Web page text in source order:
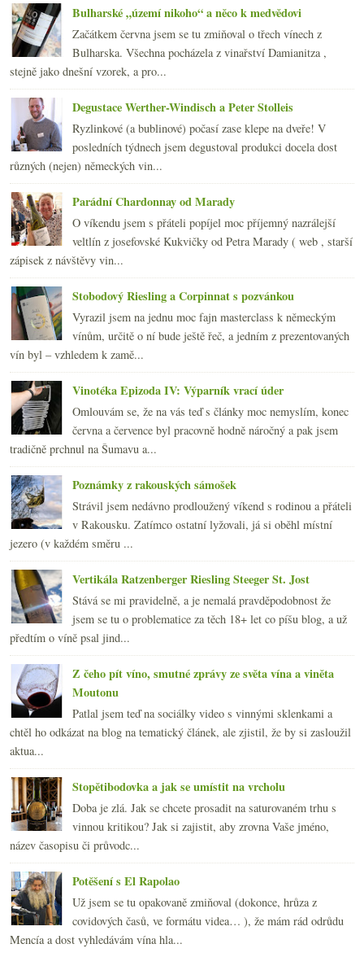
►2015(251)
►2014(254)
► 2013(249)
►2012(254)
►2011(252)
2010 (249)
►2009(249)
►2008(270)
►2007(108)
Bulharské „území nikoho“ a něco k medvědovi
Začátkem června jsem se tu zmiňoval o třech vínech z
Bulharska. Všechna pocházela z vinařství Damianitza ,
stejně jako dnešní vzorek, a pro...
Degustace Werther-Windisch a Peter Stolleis
Ryzlinkové (a bublinové) počasí zase klepe na dveře! V
posledních týdnech jsem degustoval produkci docela dost
různých (nejen) německých vin...
Parádní Chardonnay od Marady
O víkendu jsem s přáteli popíjel moc příjemný nazrálejší
veltlín z josefovské Kukvičky od Petra Marady ( web , starší
zápisek z návštěvy vin...
Stobodový Riesling a Corpinnat s pozvánkou
Vyrazil jsem na jednu moc fajn masterclass k německým
vínům, určitě o ní bude ještě řeč, a jedním z prezentovaných
vín byl – vzhledem k zamě...
Vinotéka Epizoda IV: Výparník vrací úder
Omlouvám se, že na vás teď s články moc nemyslím, konec
června a července byl pracovně hodně náročný a pak jsem
tradičně prchnul na Šumavu a...
Poznámky z rakouských sámošek
Strávil jsem nedávno prodloužený víkend s rodinou a přáteli
v Rakousku. Zatímco ostatní lyžovali, já si oběhl místní
jezero (v každém směru ...
Vertikála Ratzenberger Riesling Steeger St. Jost
Stává se mi pravidelně, a je nemalá pravděpodobnost že
jsem se tu o problematice za těch 18+ let co píšu blog, a už
předtím o víně psal jind...
Z čeho pít víno, smutné zprávy ze světa vína a viněta
Moutonu
Patlal jsem teď na sociálky video s vinnými sklenkami a
chtěl ho odkázat na blog na tematický článek, ale zjistil, že by si zasloužil
aktua...
Stopětibodovka a jak se umístit na vrcholu
Doba je zlá. Jak se chcete prosadit na saturovaném trhu s
vinnou kritikou? Jak si zajistit, aby zrovna Vaše jméno,
název časopisu či průvodc...
Potěšení s El Rapolao
Už jsem se tu opakovaně zmiňoval (dokonce, hrůza z
covidových časů, ve formátu videa… ), že mám rád odrůdu
Mencía a dost vyhledávám vína hla...